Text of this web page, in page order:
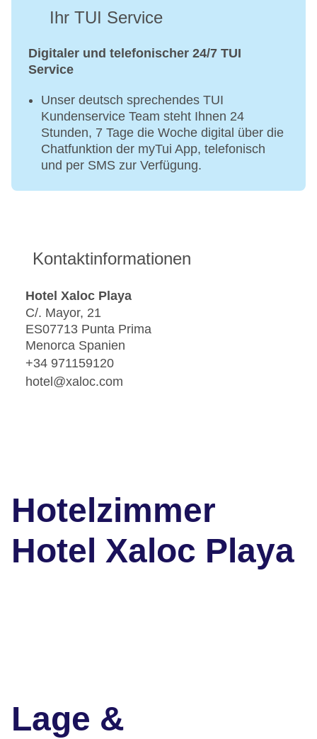
Ihr TUI Service
Digitaler und telefonischer 24/7 TUI
Service
Unser deutsch sprechendes TUI
Kundenservice Team steht Ihnen 24
Stunden, 7 Tage die Woche digital über die
Chatfunktion der myTui App, telefonisch
und per SMS zur Verfügung.
Kontaktinformationen
Hotel Xaloc Playa
C/. Mayor, 21
ES07713 Punta Prima
Menorca Spanien
+34 971159120
hotel@xaloc.com
Hotelzimmer
Hotel Xaloc Playa
Lage &